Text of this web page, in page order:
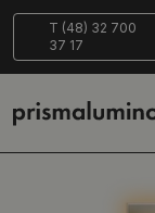
T (48) 32 700
37 17
Bezpieczna
dostawa
ECO-